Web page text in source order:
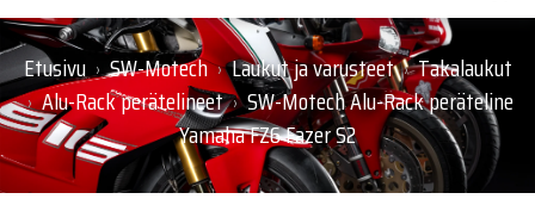
Etusivu › SW-Motech › Laukut ja varusteet › Takalaukut
› Alu-Rack perätelineet › SW-Motech Alu-Rack peräteline
Yamaha FZ6 Fazer S2